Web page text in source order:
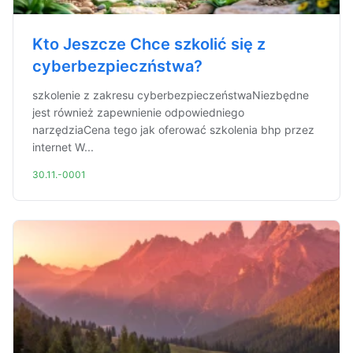
Kto Jeszcze Chce szkolić się z
cyberbezpieczństwa?
szkolenie z zakresu cyberbezpieczeństwaNiezbędne
jest również zapewnienie odpowiedniego
narzędziaCena tego jak oferować szkolenia bhp przez
internet W...
30.11.-0001